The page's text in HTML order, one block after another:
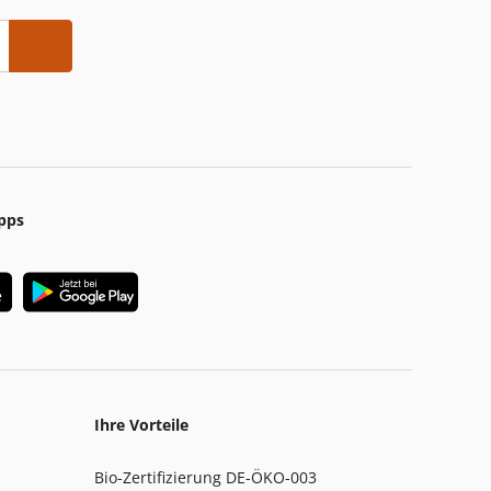
Ihre Vorteile
Bio-Zertifizierung DE-ÖKO-003